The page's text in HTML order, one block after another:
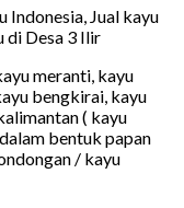
Jual kayu
di Desa 3 Ilir
meranti, kayu
bengkirai, kayu
( kayu
bentuk papan
/ kayu